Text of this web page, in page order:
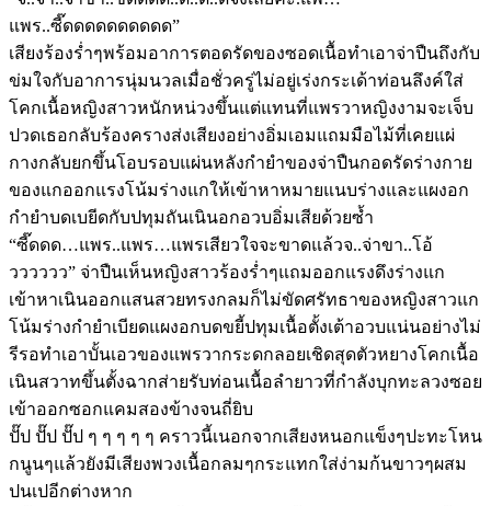
แพร..ซี๊ดดดดดดดดดด”
เสียงร้องร่ำๆพร้อมอาการตอดรัดของซอดเนื้อทำเอาจ่าปืนถึงกับ
ข่มใจกับอาการนุ่มนวลเมื่อชั่วครู่ไม่อยู่เร่งกระเด้าท่อนลึงค์ใส่
โคกเนื้อหญิงสาวหนักหน่วงขึ้นแต่แทนที่แพรวาหญิงงามจะเจ็บ
ปวดเธอกลับร้องครางส่งเสียงอย่างอิ่มเอมแถมมือไม้ที่เคยแผ่
กางกลับยกขึ้นโอบรอบแผ่นหลังกำยำของจ่าปืนกอดรัดร่างกาย
ของแกออกแรงโน้มร่างแกให้เข้าหาหมายแนบร่างและแผงอก
กำยำบดเบยีดกับปทุมถันเนินอกอวบอิ่มเสียด้วยซ้ำ
“ซี๊ดดด…แพร..แพร…แพรเสียวใจจะขาดแล้วจ..จ่าขา..โอ้
วววววว” จ่าปืนเห็นหญิงสาวร้องร่ำๆแถมออกแรงดึงร่างแก
เข้าหาเนินออกแสนสวยทรงกลมก็ไม่ขัดศรัทธาของหญิงสาวแก
โน้มร่างกำยำเบียดแผงอกบดขยี้ปทุมเนื้อตั้งเต้าอวบแน่นอย่างไม่
รีรอทำเอาบั้นเอวของแพรวากระดกลอยเชิดสุดตัวหยางโคกเนื้อ
เนินสวาทขึ้นตั้งฉากส่ายรับท่อนเนื้อลำยาวที่กำลังบุกทะลวงซอย
เข้าออกซอกแคมสองข้างจนถี่ยิบ
ปั๊ป ปั๊ป ปั๊ป ๆ ๆ ๆ ๆ ๆ คราวนี้เนอกจากเสียงหนอกแข็งๆปะทะโหน
กนูนๆแล้วยังมีเสียงพวงเนื้อกลมๆกระแทกใส่ง่ามก้นขาวๆผสม
ปนเปอีกต่างหาก